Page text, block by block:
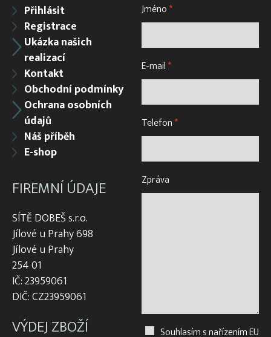
Přihlásit
Registrace
Ukázka našich
realizací
Kontakt
Obchodní podmínky
Ochrana osobních
údajů
Náš příběh
E-shop
FIREMNÍ ÚDAJE
SÍTĚ DOBEŠ s.r.o.
Jílové u Prahy 698
Jílové u Prahy
254 01
IČ: 23959061
DIČ: CZ23959061
VÝDEJ ZBOŽÍ
Jméno*
E-mail*
Telefon*
Zpráva
Souhlasím s nařízením EU